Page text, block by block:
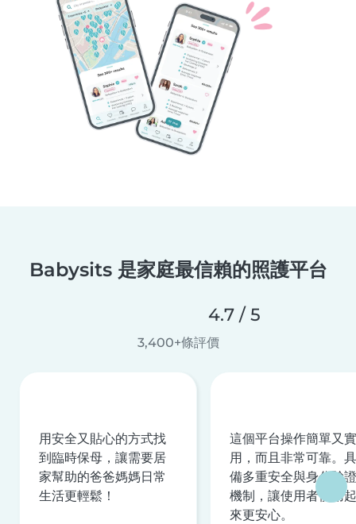
Babysits 是家庭最信賴的照護平台
4.7 / 5
3,400+條評價
用安全又貼心的方式找
到臨時保母，讓需要居
家幫助的爸爸媽媽日常
生活更輕鬆！
這個平台操作簡單又實
用，而且非常可靠。具
備多重安全與身分驗證
機制，讓使用者使用起
來更安心。